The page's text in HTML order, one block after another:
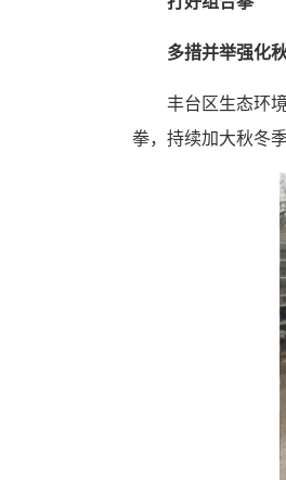
多措并举强化
丰台区生态环
拳，持续加大秋冬